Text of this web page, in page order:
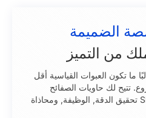
الضميمة
من التميز
ما تكون العبوات القياسية أقل
تتيح لك حاويات الصفائح
المعدنية المخصصة من SHIJIE تحقيق الدقة, الوظيفة, ومحاذاة